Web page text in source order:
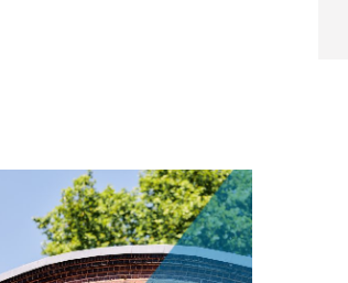
Newsletter